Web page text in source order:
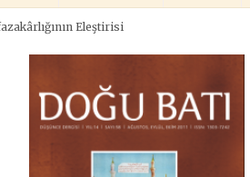
Eleştirisi